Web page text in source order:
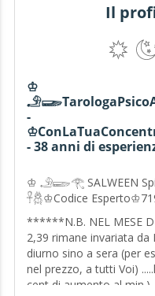
Il
♔
-
- 38 anni di
♔ 𓄂𓆃𓂀 SALWEEN
𓋹𓆣♔Codice
******N.B. NEL MESE
2,39 rimane invariata da
diurno sino a sera (per
nel prezzo, a tutti Voi)
cent di aumento al